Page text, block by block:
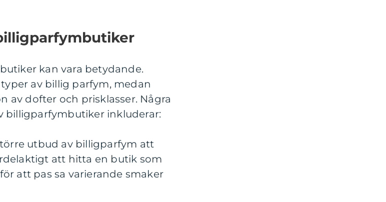
kan vara betydande.
av billig parfym, medan
av dofter och prisklasser. Några
billigparfymbutiker inkluderar:
utbud av billigparfym att
att hitta en butik som
att pas sa varierande smaker